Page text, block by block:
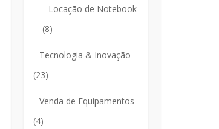
Locação de Notebook
(8)
Tecnologia & Inovação
(23)
Venda de Equipamentos
(4)